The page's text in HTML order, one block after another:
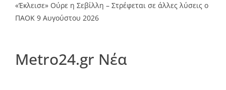
«Έκλεισε» Ούρε η Σεβίλλη – Στρέφεται σε άλλες λύσεις ο
ΠΑΟΚ 9 Αυγούστου 2026
Metro24.gr Νέα